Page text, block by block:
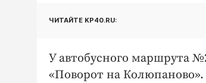
ЧИТАЙТЕ KP40.RU:
У автобусного маршрута
«Поворот на